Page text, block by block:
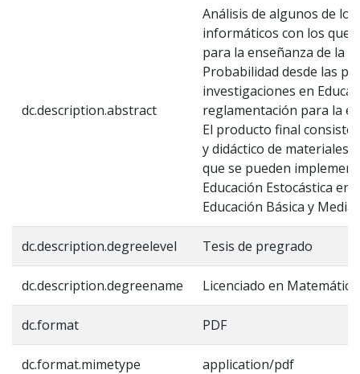
dc.description.abstract
Análisis de algunos de
informáticos con los que
para la enseñanza de la
Probabilidad desde las
investigaciones en
reglamentación para la
El producto final consiste
y didáctico de materiales
que se pueden
Educación Estocástica en
Educación Básica y
dc.description.degreelevel Tesis de pregrado
dc.description.degreename Licenciado en
dc.format PDF
dc.format.mimetype application/pdf